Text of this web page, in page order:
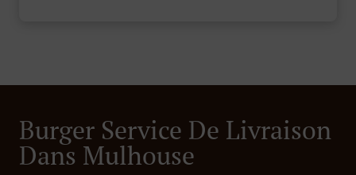
Burger Service De Livraison
Dans Mulhouse